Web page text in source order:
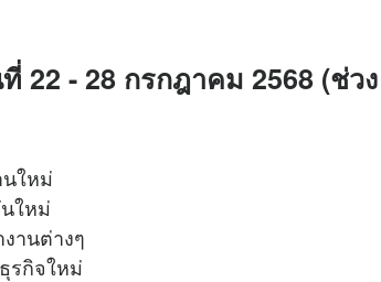
22 - 28 กรกฎาคม 2568 (ช่วง
ใหม่
ใหม่
จางานต่างๆ
มธุรกิจใหม่